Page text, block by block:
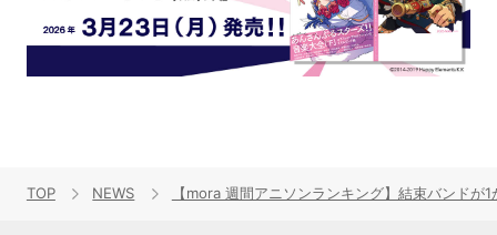
TOP NEWS 【mora 週間アニソンランキング】結束バンド